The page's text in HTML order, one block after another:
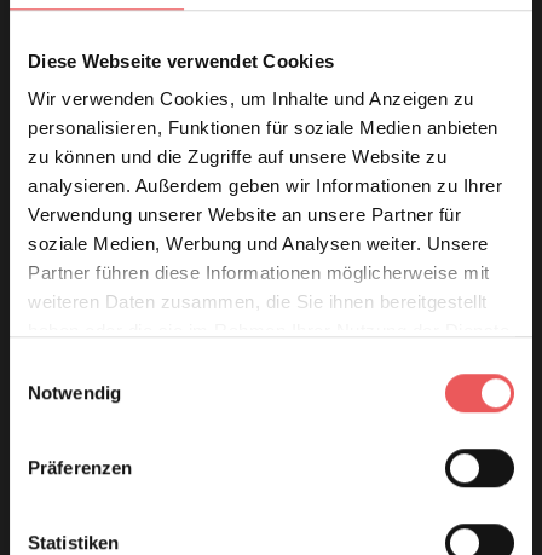
Diese Webseite verwendet Cookies
Wir verwenden Cookies, um Inhalte und Anzeigen zu
personalisieren, Funktionen für soziale Medien anbieten
zu können und die Zugriffe auf unsere Website zu
analysieren. Außerdem geben wir Informationen zu Ihrer
Verwendung unserer Website an unsere Partner für
soziale Medien, Werbung und Analysen weiter. Unsere
Partner führen diese Informationen möglicherweise mit
weiteren Daten zusammen, die Sie ihnen bereitgestellt
Notwendig
Präferenzen
Statistiken